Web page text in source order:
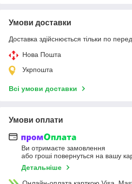
Умови доставки
Доставка здійснюється тільки по
Нова Пошта
Укрпошта
Всі умови доставки
Умови оплати
Ви отримаєте замовлення
або гроші повернуться на вашу
Детальніше